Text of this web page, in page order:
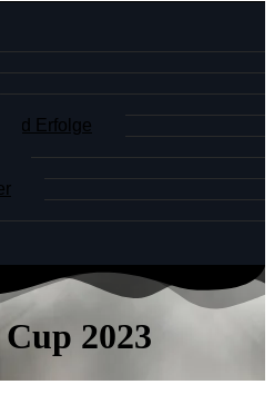
Erfolge
2023